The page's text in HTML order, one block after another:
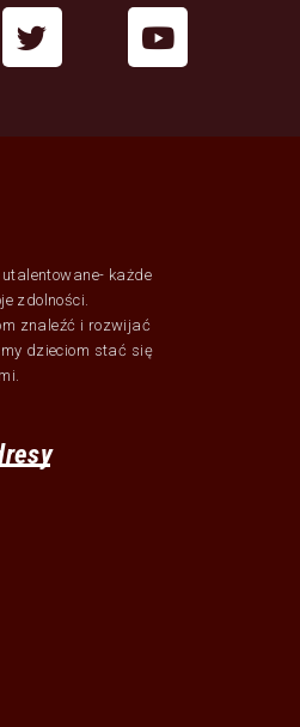
każde
zdolności.
znaleźć i rozwijać
dzieciom stać się